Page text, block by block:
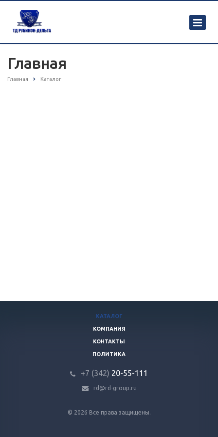
Главная
Главная Каталог
© 2026 Все права защищены.
КАТАЛОГ
КОМПАНИЯ
КОНТАКТЫ
ПОЛИТИКА
+7 (342) 20-55-111
rd@rd-group.ru